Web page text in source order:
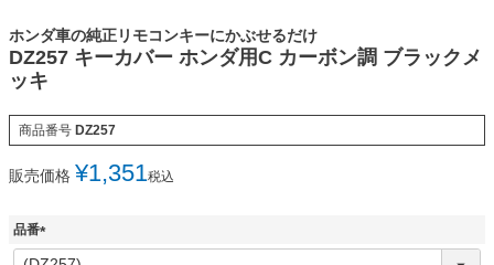
ホンダ車の純正リモコンキーにかぶせるだけ
DZ257 キーカバー ホンダ用C カーボン調 ブラックメ
ッキ
商品番号 DZ257
販売価格 ¥1,351税込
品番
(